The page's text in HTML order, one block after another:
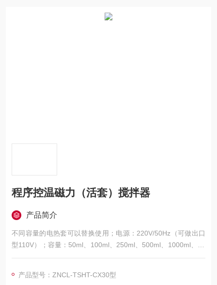
程序控温磁力（活套）搅拌器
产品简介
不同容量的电热套可以替换使用；电源：220V/50Hz（可做出口
型110V）；容量：50ml、100ml、250ml、500ml、1000ml、20
00ml...加热功率：110W、130W、216W、220W、530W、650
5℃，Pt100测温；分辨率：0.1℃内、外传感器可交替测控溶液
产品型号：ZNCL-TSHT-CX30型